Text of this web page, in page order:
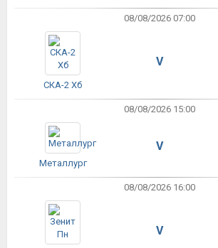
08/08/2026 07:00
СКА-2 Хб
V
08/08/2026 15:00
Металлург
V
08/08/2026 16:00
V